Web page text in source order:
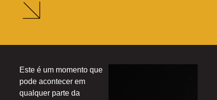
Este é um momento que
pode acontecer em
qualquer parte da